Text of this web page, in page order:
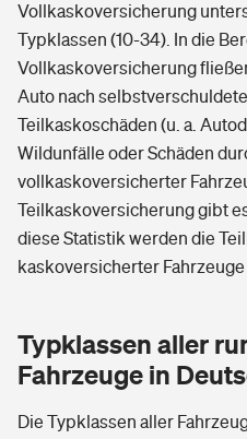
Vollkaskoversicherung
Typklassen (10-34). In die
Vollkaskoversicherung
Auto nach
Teilkaskoschäden (u. a.
Wildunfälle oder Schäden
vollkaskoversicherter
Teilkaskoversicherung gibt
diese Statistik werden die
kaskoversicherter
Typklassen aller
Fahrzeuge in
Die Typklassen aller